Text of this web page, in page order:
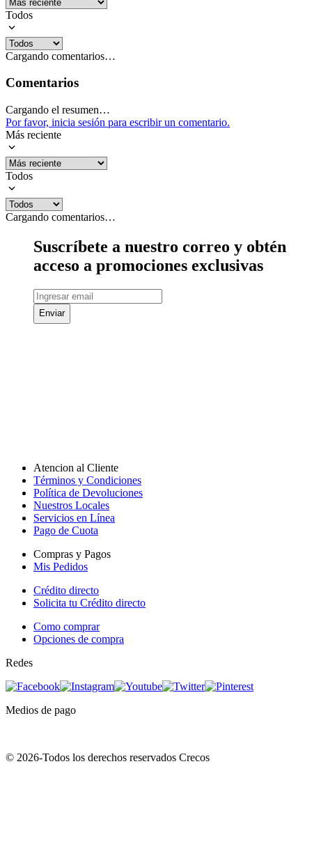
encendido I/min 4,0, presión de agua bar/ 10, diámetro 11,5 cm,
largo 0.40 cm. Distancie entre coneccion de agua 25cm
Garantía: 12 meses
Mostrar más
Todos
Cargando comentarios…
Comentarios
Cargando el resumen…
Por favor, inicia sesión para escribir un comentario.
Más reciente
Todos
Cargando comentarios…
Suscríbete a nuestro correo y obtén
acceso a promociones exclusivas
Enviar
Atencion al Cliente
Términos y Condiciones
Política de Devoluciones
Nuestros Locales
Servicios en Línea
Pago de Cuota
Compras y Pagos
Mis Pedidos
Crédito directo
Solicita tu Crédito directo
Como comprar
Opciones de compra
Redes
Medios de pago
© 2026-Todos los derechos reservados Crecos